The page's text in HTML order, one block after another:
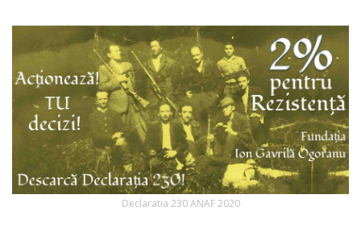
Declaratia 230 ANAF 2020